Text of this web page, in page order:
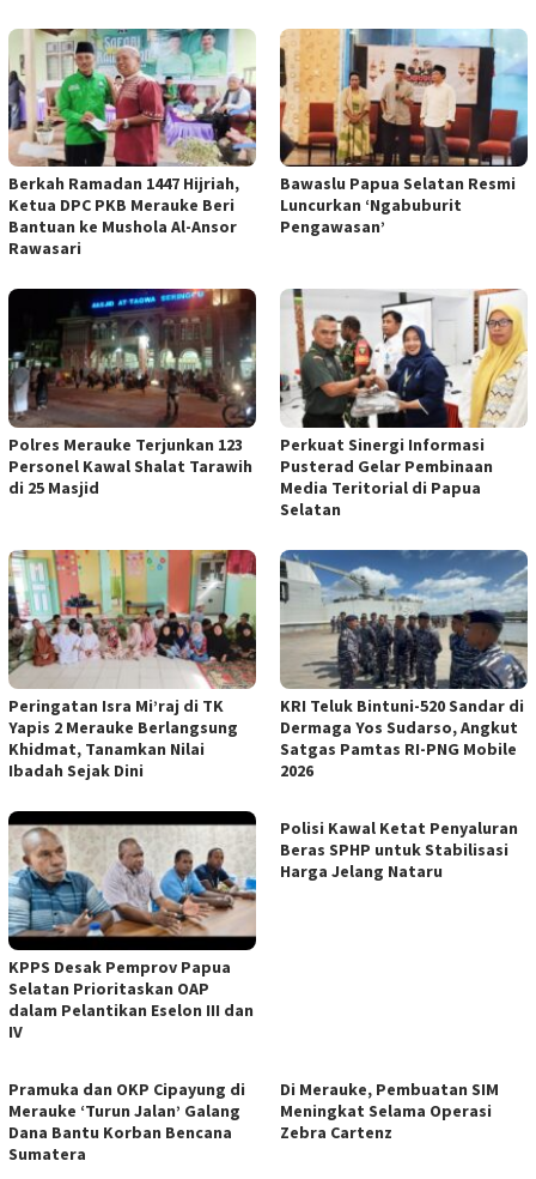
Berkah Ramadan 1447 Hijriah,
Ketua DPC PKB Merauke Beri
Bantuan ke Mushola Al-Ansor
Rawasari
Bawaslu Papua Selatan Resmi
Luncurkan ‘Ngabuburit
Pengawasan’
Polres Merauke Terjunkan 123
Personel Kawal Shalat Tarawih
di 25 Masjid
Perkuat Sinergi Informasi
Pusterad Gelar Pembinaan
Media Teritorial di Papua
Selatan
Peringatan Isra Mi’raj di TK
Yapis 2 Merauke Berlangsung
Khidmat, Tanamkan Nilai
Ibadah Sejak Dini
KRI Teluk Bintuni-520 Sandar di
Dermaga Yos Sudarso, Angkut
Satgas Pamtas RI-PNG Mobile
2026
KPPS Desak Pemprov Papua
Selatan Prioritaskan OAP
dalam Pelantikan Eselon III dan
IV
Polisi Kawal Ketat Penyaluran
Beras SPHP untuk Stabilisasi
Harga Jelang Nataru
Pramuka dan OKP Cipayung di
Merauke ‘Turun Jalan’ Galang
Dana Bantu Korban Bencana
Sumatera
Di Merauke, Pembuatan SIM
Meningkat Selama Operasi
Zebra Cartenz